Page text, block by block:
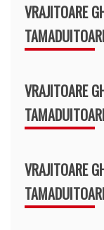
VRAJITOARE
VRAJITOARE
VRAJITOARE